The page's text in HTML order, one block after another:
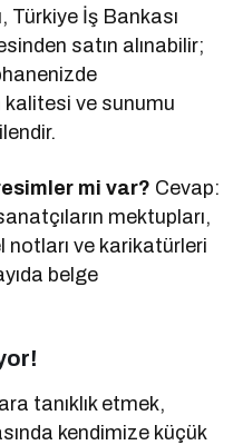
Türkiye İş Bankası
satın alınabilir;
kalitesi ve sunumu
mi var? Cevap:
mektupları,
notları ve karikatürleri
belge
tanıklık etmek,
kendimize küçük